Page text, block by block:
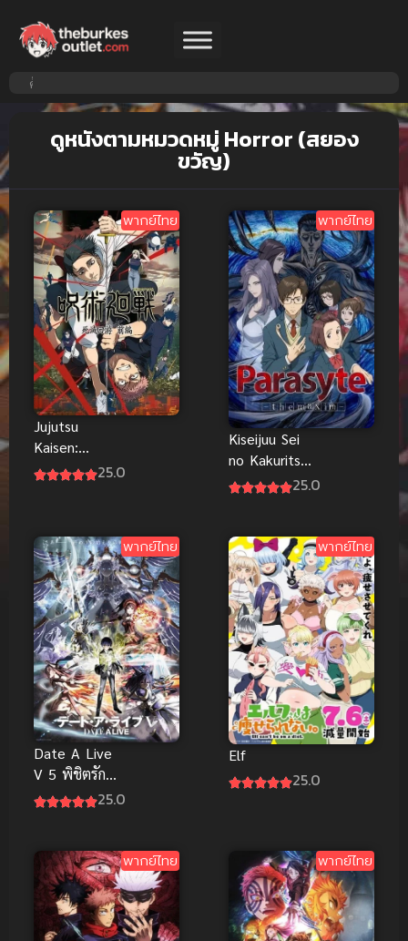
ดูหนังตามหมวดหมู่ Horror (สยอง
ขวัญ)
พากย์ไทย
Jujutsu
Kaisen:
Shimetsu 25.0
พากย์ไทย
Kiseijuu Sei
no Kakuritsu
ปรสิต
25.0
พากย์ไทย
Date A Live
V 5 พิชิตรัก
พิทักษ์โลก25.0
พากย์ไทย
Elf
25.0
พากย์ไทย พากย์ไทย